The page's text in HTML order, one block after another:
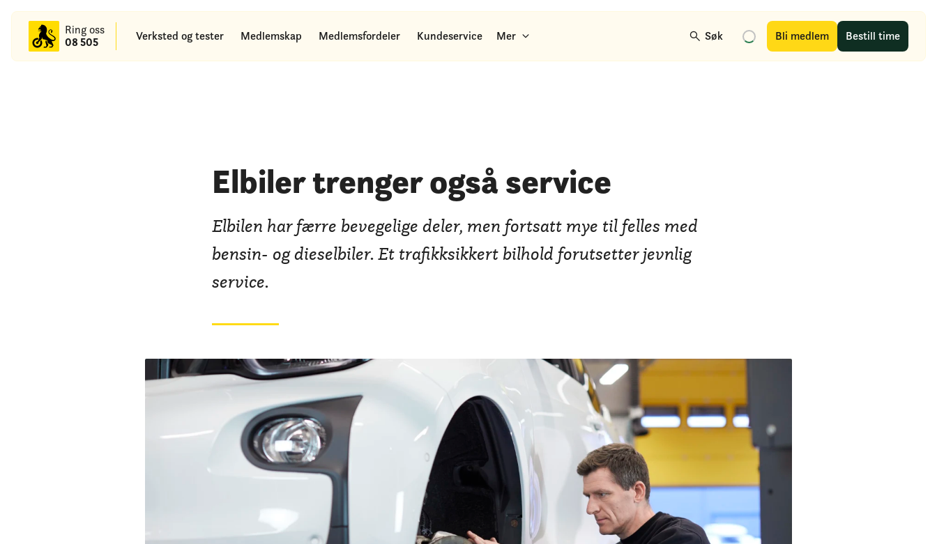
Ring oss
08 505
Verksted og tester Medlemskap Medlemsfordeler Kundeservice Mer Søk Bli medlem Bestill time
hovedinnhold
Elbiler trenger også service
Elbilen har færre bevegelige deler, men fortsatt mye til felles med
bensin- og dieselbiler. Et trafikksikkert bilhold forutsetter jevnlig
service.